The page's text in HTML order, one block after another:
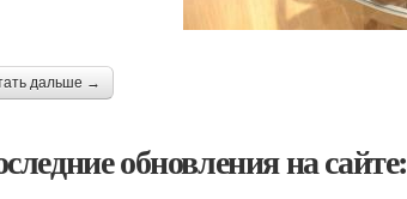
дальше →
обновления на сайте: